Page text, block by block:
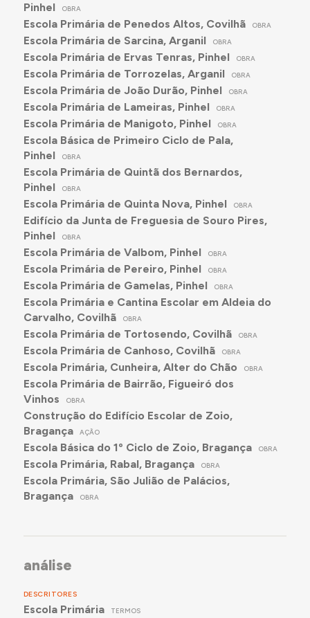
Pinhel
OBRA
Escola Primária de Penedos Altos, Covilhã OBRA
Escola Primária de Sarcina, Arganil OBRA
Escola Primária de Ervas Tenras, Pinhel OBRA
Escola Primária de Torrozelas, Arganil OBRA
Escola Primária de João Durão, Pinhel OBRA
Escola Primária de Lameiras, Pinhel OBRA
Escola Primária de Manigoto, Pinhel OBRA
Escola Básica de Primeiro Ciclo de Pala,
Pinhel
OBRA
Escola Primária de Quintã dos Bernardos,
Pinhel
OBRA
Escola Primária de Quinta Nova, Pinhel OBRA
Edifício da Junta de Freguesia de Souro Pires,
Pinhel
OBRA
Escola Primária de Valbom, Pinhel OBRA
Escola Primária de Pereiro, Pinhel OBRA
Escola Primária de Gamelas, Pinhel OBRA
Escola Primária e Cantina Escolar em Aldeia do
Carvalho, Covilhã
OBRA
Escola Primária de Tortosendo, Covilhã OBRA
Escola Primária de Canhoso, Covilhã OBRA
Escola Primária, Cunheira, Alter do Chão OBRA
Escola Primária de Bairrão, Figueiró dos
Vinhos
OBRA
Construção do Edifício Escolar de Zoio,
Bragança
AÇÃO
Escola Básica do 1º Ciclo de Zoio, Bragança OBRA
Escola Primária, Rabal, Bragança OBRA
Escola Primária, São Julião de Palácios,
Bragança
OBRA
análise
DESCRITORES
Escola Primária TERMOS